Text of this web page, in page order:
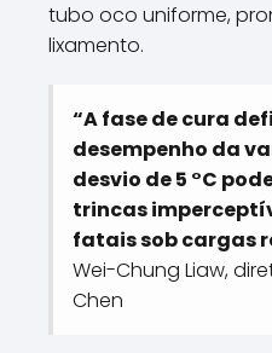
tubo oco uniforme,
lixamento.
“A fase de cura
desempenho da
desvio de 5 °C
trincas
fatais sob cargas
Wei-Chung Liaw,
Chen